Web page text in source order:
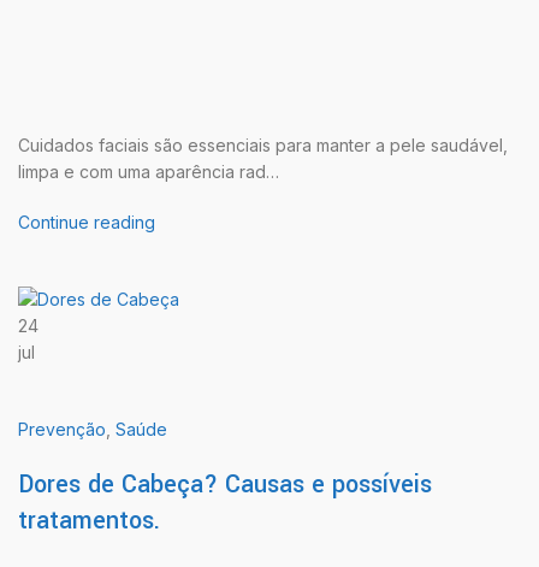
Cuidados faciais são essenciais para manter a pele saudável,
limpa e com uma aparência rad…
Continue reading
24
jul
Prevenção Saúde
Dores de Cabeça? Causas e possíveis
tratamentos.